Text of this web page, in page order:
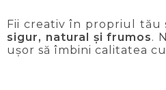
Fii creativ în propriul tău
sigur, natural și frumos.
ușor să îmbini calitatea